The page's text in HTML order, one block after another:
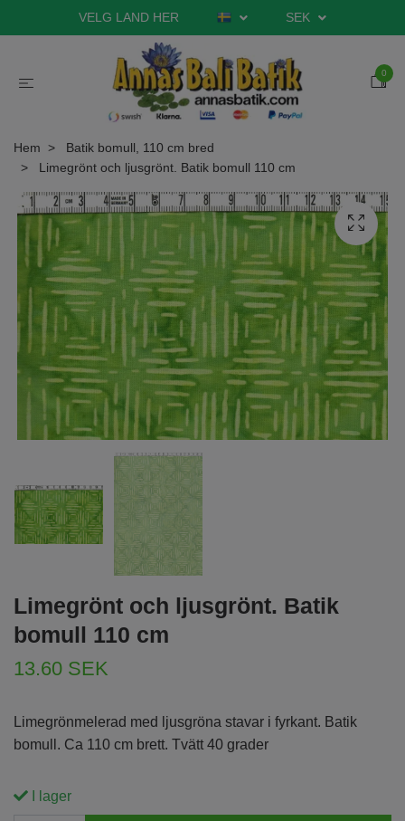
VELG LAND HER SEK
0
Hem
Batik bomull, 110 cm bred
Limegrönt och ljusgrönt. Batik bomull 110 cm
Limegrönt och ljusgrönt. Batik
bomull 110 cm
13.60 SEK
Limegrönmelerad med ljusgröna stavar i fyrkant. Batik
bomull. Ca 110 cm brett. Tvätt 40 grader
I lager